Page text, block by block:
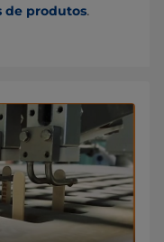
de produtos.